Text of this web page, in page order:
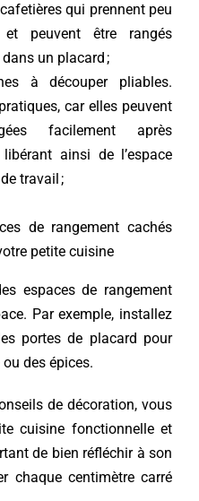
qui prennent peu
peuvent être rangés
un placard ;
à découper pliables.
car elles peuvent
facilement après
ainsi de l’espace
travail ;
de rangement cachés
petite cuisine
espaces de rangement
Par exemple, installez
portes de placard pour
des épices.
de décoration, vous
cuisine fonctionnelle et
de bien réfléchir à son
chaque centimètre carré